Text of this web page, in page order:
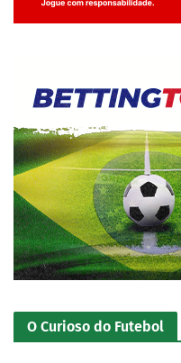
Jogue com
O Curioso do Futebol